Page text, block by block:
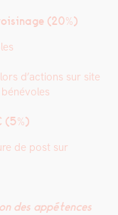
(20%)
d’actions sur site
(5%)
de post sur
des appé­tences